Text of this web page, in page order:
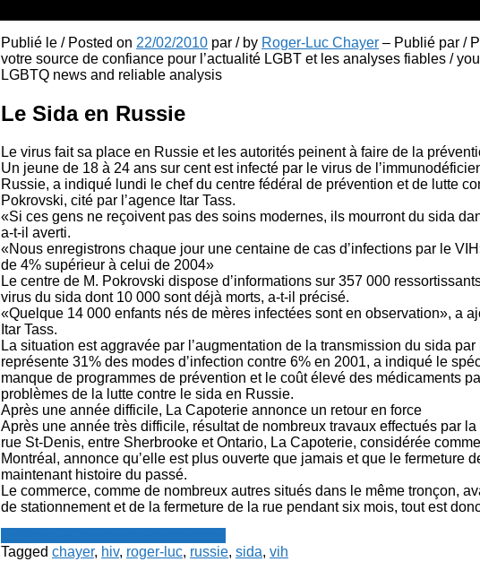
Publié le / Posted on 22/02/2010 par / by Roger-Luc Chayer – Publié par /
votre source de confiance pour l’actualité LGBT et les analyses fiables /
LGBTQ news and reliable analysis
Le Sida en Russie
Le virus fait sa place en Russie et les autorités peinent à faire de la
Un jeune de 18 à 24 ans sur cent est infecté par le virus de
Russie, a indiqué lundi le chef du centre fédéral de prévention et de lutte
Pokrovski, cité par lʼagence Itar Tass.
«Si ces gens ne reçoivent pas des soins modernes, ils mourront du sida
a-t-il averti.
«Nous enregistrons chaque jour une centaine de cas dʼinfections par le
de 4% supérieur à celui de 2004»
Le centre de M. Pokrovski dispose dʼinformations sur 357 000
virus du sida dont 10 000 sont déjà morts, a-t-il précisé.
«Quelque 14 000 enfants nés de mères infectées sont en observation», a
Itar Tass.
La situation est aggravée par lʼaugmentation de la transmission du sida
représente 31% des modes dʼinfection contre 6% en 2001, a indiqué le
manque de programmes de prévention et le coût élevé des médicaments
problèmes de la lutte contre le sida en Russie.
Après une année difficile, La Capoterie annonce un retour en force
Après une année très difficile, résultat de nombreux travaux effectués par
rue St-Denis, entre Sherbrooke et Ontario, La Capoterie, considérée
Montréal, annonce quʼelle est plus ouverte que jamais et que le fermeture
maintenant histoire du passé.
Le commerce, comme de nombreux autres situés dans le même tronçon,
de stationnement et de la fermeture de la rue pendant six mois, tout est
Tagged chayer, hiv, roger-luc, russie, sida, vih